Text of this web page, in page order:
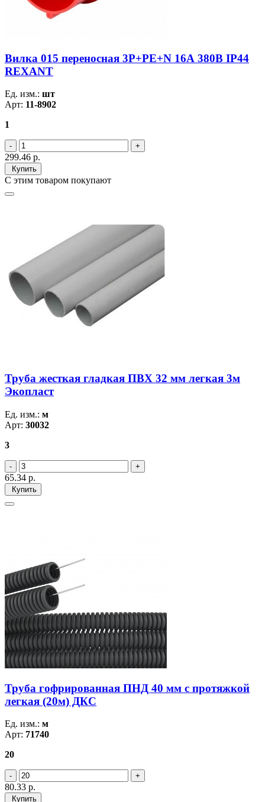
Вилка 015 переносная 3Р+РЕ+N 16А 380В IP44
REXANT
Ед. изм.: шт
Арт: 11-8902
1
299.46 р.
Купить
С этим товаром покупают
Труба жесткая гладкая ПВХ 32 мм легкая 3м
Экопласт
Ед. изм.: м
Арт: 30032
3
65.34 р.
Купить
Труба гофрированная ПНД 40 мм с протяжкой
легкая (20м) ДКС
Ед. изм.: м
Арт: 71740
20
80.33 р.
Купить